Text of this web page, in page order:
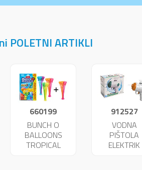
POLETNI ARTIKLI
660199
BUNCH O
BALLOONS
TROPICAL
912527
VODNA
PIŠTOLA
ELEKTRIK